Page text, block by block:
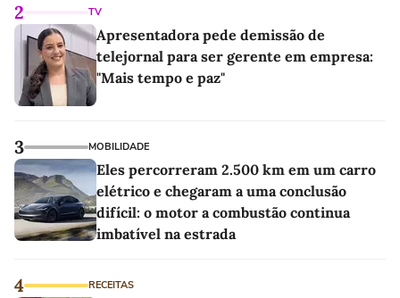
2 TV
Apresentadora pede demissão de
telejornal para ser gerente em empresa:
"Mais tempo e paz"
3 MOBILIDADE
Eles percorreram 2.500 km em um carro
elétrico e chegaram a uma conclusão
difícil: o motor a combustão continua
imbatível na estrada
4 RECEITAS